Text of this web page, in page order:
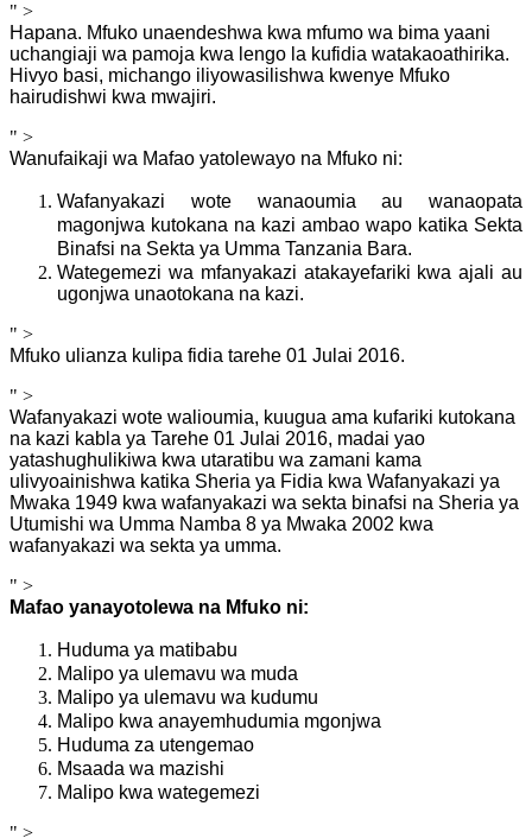
" >
Hapana. Mfuko unaendeshwa kwa mfumo wa bima yaani
uchangiaji wa pamoja kwa lengo la kufidia watakaoathirika.
Hivyo basi, michango iliyowasilishwa kwenye Mfuko
hairudishwi kwa mwajiri.
" >
Wanufaikaji wa Mafao yatolewayo na Mfuko ni:
Wafanyakazi wote wanaoumia au wanaopata
magonjwa kutokana na kazi ambao wapo katika Sekta
Binafsi na Sekta ya Umma Tanzania Bara.
Wategemezi wa mfanyakazi atakayefariki kwa ajali au
ugonjwa unaotokana na kazi.
" >
Mfuko ulianza kulipa fidia tarehe 01 Julai 2016.
" >
Wafanyakazi wote walioumia, kuugua ama kufariki kutokana
na kazi kabla ya Tarehe 01 Julai 2016, madai yao
yatashughulikiwa kwa utaratibu wa zamani kama
ulivyoainishwa katika Sheria ya Fidia kwa Wafanyakazi ya
Mwaka 1949 kwa wafanyakazi wa sekta binafsi na Sheria ya
Utumishi wa Umma Namba 8 ya Mwaka 2002 kwa
wafanyakazi wa sekta ya umma.
" >
Mafao yanayotolewa na Mfuko ni:
Huduma ya matibabu
Malipo ya ulemavu wa muda
Malipo ya ulemavu wa kudumu
Malipo kwa anayemhudumia mgonjwa
Huduma za utengemao
Msaada wa mazishi
Malipo kwa wategemezi
" >